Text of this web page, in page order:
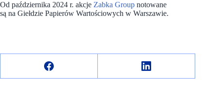
Od października 2024 r. akcje Zabka Group notowane
są na Giełdzie Papierów Wartościowych w Warszawie.